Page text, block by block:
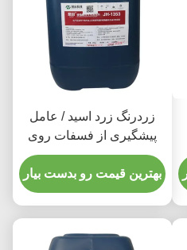
زردرنگ زرد اسید / عامل
پیشگیری از فسفات روی
80-120
بهترین قیمت رو بدست بیار